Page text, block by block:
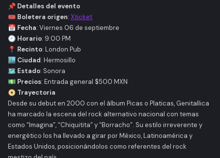
📌 Detalles del evento
🎟️ Boletera origen: Xticket
📅 Fecha: Viernes 06 de septiembre
🕘 Horario: 9:00 PM
📍 Recinto: London Pub
🏙️ Ciudad: Hermosillo
🗺️ Estado: Sonora
💵 Precios: Entrada general $500 MXN
📀 Trayectoria
Desde su debut en 2000 con el álbum Picas o Platicas, Genitallica
ha marcado la escena del rock alternativo nacional con temas
como “Imagina”, “Chiquitita” y “Borracho”. Su estilo irreverente y
energético los ha llevado a girar por México, Latinoamérica y
Estados Unidos, posicionándolos como referentes del rock